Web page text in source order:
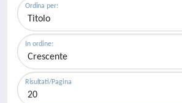
Ordina per:
In ordine:
Risultati/Pagina